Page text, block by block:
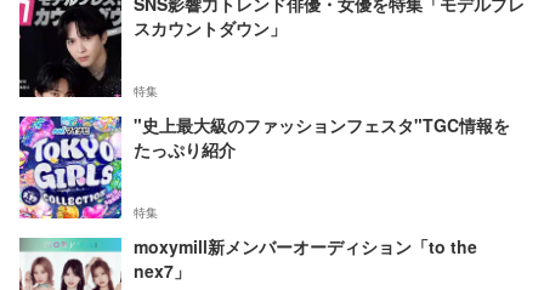
スカウントダウン」
特集
"史上最大級のファッションフェスタ"TGC情報を
たっぷり紹介
特集
moxymill新メンバーオーディション「to the
nex7」